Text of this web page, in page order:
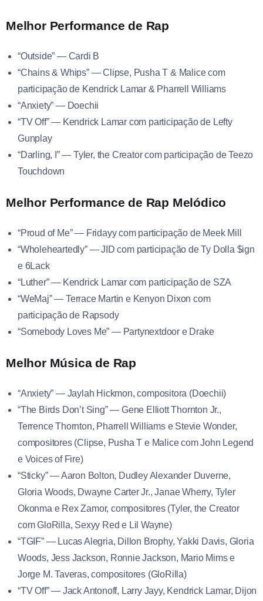
Melhor Performance de Rap
“Outside” — Cardi B
“Chains & Whips” — Clipse, Pusha T & Malice com
participação de Kendrick Lamar & Pharrell Williams
“Anxiety” — Doechii
“TV Off” — Kendrick Lamar com participação de Lefty
Gunplay
“Darling, I” — Tyler, the Creator com participação de Teezo
Touchdown
Melhor Performance de Rap Melódico
“Proud of Me” — Fridayy com participação de Meek Mill
“Wholeheartedly” — JID com participação de Ty Dolla $ign
e 6Lack
“Luther” — Kendrick Lamar com participação de SZA
“WeMaj” — Terrace Martin e Kenyon Dixon com
participação de Rapsody
“Somebody Loves Me” — Partynextdoor e Drake
Melhor Música de Rap
“Anxiety” — Jaylah Hickmon, compositora (Doechii)
“The Birds Don’t Sing” — Gene Elliott Thornton Jr.,
Terrence Thornton, Pharrell Williams e Stevie Wonder,
compositores (Clipse, Pusha T e Malice com John Legend
e Voices of Fire)
“Sticky” — Aaron Bolton, Dudley Alexander Duverne,
Gloria Woods, Dwayne Carter Jr., Janae Wherry, Tyler
Okonma e Rex Zamor, compositores (Tyler, the Creator
com GloRilla, Sexyy Red e Lil Wayne)
“TGIF” — Lucas Alegria, Dillon Brophy, Yakki Davis, Gloria
Woods, Jess Jackson, Ronnie Jackson, Mario Mims e
Jorge M. Taveras, compositores (GloRilla)
“TV Off” — Jack Antonoff, Larry Jayy, Kendrick Lamar, Dijon